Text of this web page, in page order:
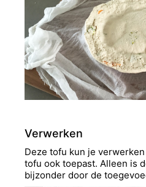
Verwerken
Deze tofu kun je
tofu ook toepast. Alleen is
bijzonder door de